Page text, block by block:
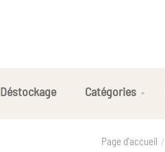
Déstockage Catégories
Page d'accueil